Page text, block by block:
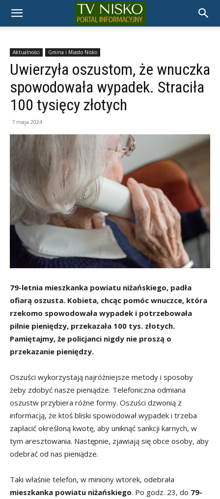
TELEWIZJA
NISKO
Aktualności Gmina i Miasto Nisko
Uwierzyła oszustom, że wnuczka
spowodowała wypadek. Straciła
100 tysięcy złotych
7 maja 2024
79-letnia mieszkanka powiatu niżańskiego, padła
ofiarą oszusta. Kobieta, chcąc pomóc wnuczce, która
rzekomo spowodowała wypadek i potrzebowała
pilnie pieniędzy, przekazała 100 tys. złotych.
Pamiętajmy, że policjanci nigdy nie proszą o
przekazanie pieniędzy.
Oszuści wykorzystają najróżniejsze metody i sposoby
żeby zdobyć nasze pieniądze. Telefoniczna odmiana
oszustw przybiera różne formy. Oszuści dzwonią z
informacją, że ktoś bliski spowodował wypadek i trzeba
zapłacić określoną kwotę, aby uniknąć sankcji karnych, w
tym aresztowania. Następnie, zjawiają się obce osoby, aby
odebrać od nas pieniądze.
Taki właśnie telefon, w miniony wtorek, odebrała
mieszkanka powiatu niżańskiego. Po godz. 23, do 79-